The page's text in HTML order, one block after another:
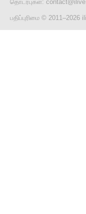
தொடர்புகள்:
பதிப்புரிமை ©